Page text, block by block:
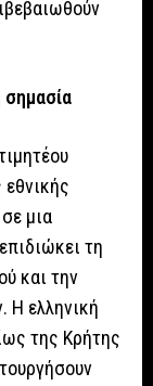
σημασία
μια
τη
και την
Η ελληνική
της Κρήτης